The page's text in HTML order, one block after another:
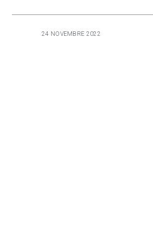
24 NOVEMBRE 2022